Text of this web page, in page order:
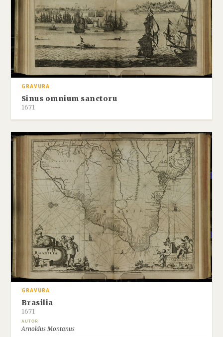
GRAVURA
Sinus omnium sanctoru
1671
GRAVURA
Brasilia
1671
AUTOR
Arnoldus Montanus